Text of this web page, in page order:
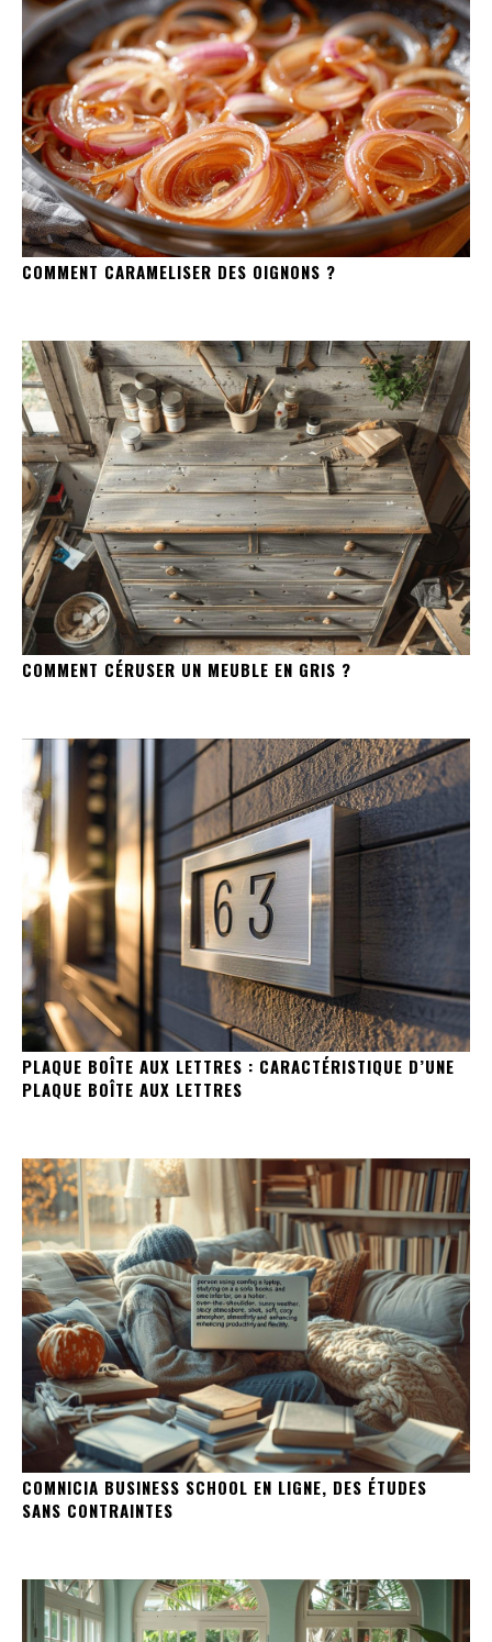
COMMENT CARAMELISER DES OIGNONS ?
COMMENT CÉRUSER UN MEUBLE EN GRIS ?
PLAQUE BOÎTE AUX LETTRES : CARACTÉRISTIQUE D’UNE
PLAQUE BOÎTE AUX LETTRES
COMNICIA BUSINESS SCHOOL EN LIGNE, DES ÉTUDES
SANS CONTRAINTES